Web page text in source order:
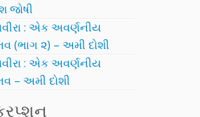
જોષી
: એક અવર્ણનીય
(ભાગ ૨) – અમી દોશી
: એક અવર્ણનીય
– અમી દોશી